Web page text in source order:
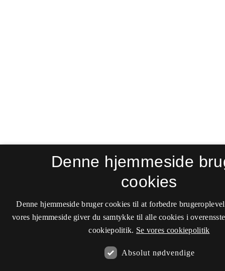
Denne hjemmeside
cookies
Denne hjemmeside bruger cookies til at forbedre
vores hjemmeside giver du samtykke til alle cookies i
cookiepolitik. Se vores cookiepolitik
Absolut nødvendige